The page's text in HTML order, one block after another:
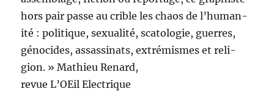
hors pair passe au crible les chaos de l’hu­man­
ité : poli­tique, sex­u­al­ité, scat­olo­gie, guer­res,
géno­cides, assas­si­nats, extrémismes et reli­
gion. » Math­ieu Renard,
revue L’OEil Electrique